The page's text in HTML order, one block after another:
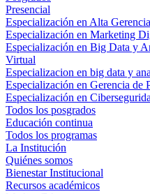
Presencial
Especialización en Alta
Especialización en Marketing
Especialización en Big Data y
Virtual
Especializacion en big data y
Especialización en Gerencia de
Especialización en
Todos los posgrados
Educación continua
Todos los programas
La Institución
Quiénes somos
Bienestar Institucional
Recursos académicos